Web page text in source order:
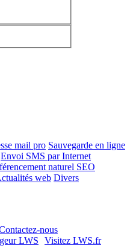
mail pro Sauvegarde en ligne
Envoi SMS par Internet
naturel SEO
web Divers
nous
Visitez LWS.fr